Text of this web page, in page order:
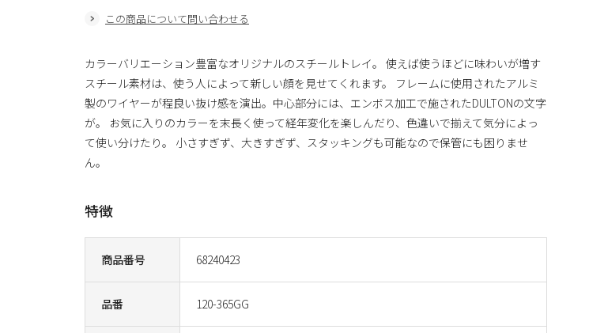
商品番号 68240423
品番 120-365GG
この商品について問い合わせる
カラーバリエーション豊富なオリジナルのスチールトレイ。 使えば使うほどに味わいが増す
スチール素材は、使う人によって新しい顔を見せてくれます。 フレームに使用されたアルミ
製のワイヤーが程良い抜け感を演出。中心部分には、エンボス加工で施されたDULTONの文字
が。 お気に入りのカラーを末長く使って経年変化を楽しんだり、色違いで揃えて気分によっ
て使い分けたり。 小さすぎず、大きすぎず、スタッキングも可能なので保管にも困りませ
ん。
特徴